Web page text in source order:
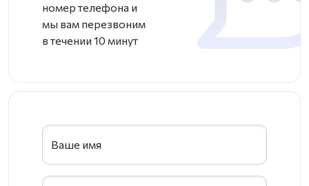
номер телефона и
мы вам перезвоним
в течении 10 минут
Ваше имя